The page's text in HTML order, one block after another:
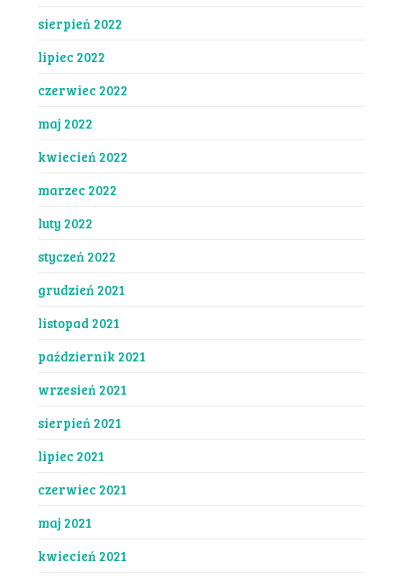
sierpień 2022
lipiec 2022
czerwiec 2022
maj 2022
kwiecień 2022
marzec 2022
luty 2022
styczeń 2022
grudzień 2021
listopad 2021
październik 2021
wrzesień 2021
sierpień 2021
lipiec 2021
czerwiec 2021
maj 2021
kwiecień 2021